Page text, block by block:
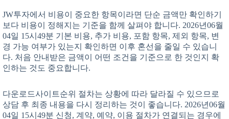
JW투자에서 비용이 중요한 항목이라면 단순 금액만 확인하기
보다 비용이 정해지는 기준을 함께 살펴야 합니다. 2026년06월
04일 15시49분 기본 비용, 추가 비용, 포함 항목, 제외 항목, 변
경 가능 여부가 있는지 확인하면 이후 혼선을 줄일 수 있습니
다. 처음 안내받은 금액이 어떤 조건을 기준으로 한 것인지 확
인하는 것도 중요합니다.
다운로드사이트순위 절차는 상황에 따라 달라질 수 있으므로
상담 후 최종 내용을 다시 정리하는 것이 좋습니다. 2026년06월
04일 15시49분 신청, 계약, 예약, 이용 절차가 연결되는 경우에